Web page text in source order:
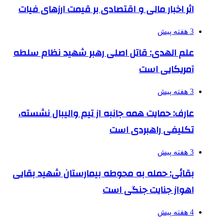
اثر اخبار مالی و اقتصادی بر قیمت ارزهای فیات
3 هفته پیش
علم الهدی: قاتل اصلی رهبر شهید نظام سلطه
آمریکایی است
3 هفته پیش
عارف: حمایت همه جانبه از تیم والیبال نشسته،
تکلیفی راهبردی است
3 هفته پیش
بقائی: حمله به محوطه بیمارستان شهید بقایی
اهواز جنایت جنگی است
4 هفته پیش